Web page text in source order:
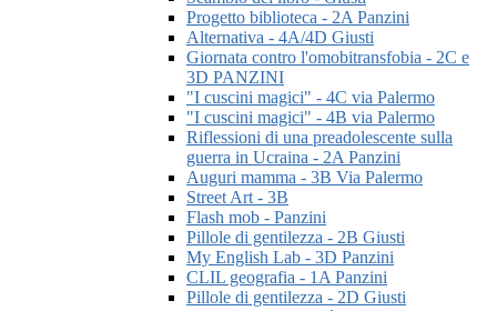
Progetto biblioteca - 2A Panzini
Alternativa - 4A/4D Giusti
Giornata contro l'omobitransfobia - 2C e
3D PANZINI
"I cuscini magici" - 4C via Palermo
"I cuscini magici" - 4B via Palermo
Riflessioni di una preadolescente sulla
guerra in Ucraina - 2A Panzini
Auguri mamma - 3B Via Palermo
Street Art - 3B
Flash mob - Panzini
Pillole di gentilezza - 2B Giusti
My English Lab - 3D Panzini
CLIL geografia - 1A Panzini
Pillole di gentilezza - 2D Giusti